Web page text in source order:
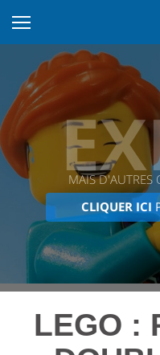
MAIS D'AUTRES
CLIQUER ICI
LEGO :